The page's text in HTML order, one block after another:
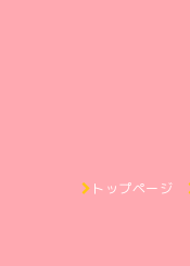
トップページ